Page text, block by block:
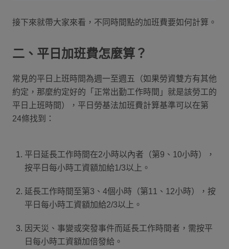
接下來就帶大家來看，不同時間點的加班費要如何計算。
二、平日加班費怎麼算？
常見的平日上班時間為週一至週五（如果勞資雙方有其他
約定，那麼約定好的「正常出勤工作時間」就是該勞工的
平日上班時間），平日勞基法加班費計算基準可以在第
24條找到：
平日延長工作時間在2小時以內者（第9、10小時），
按平日每小時工資額加給1/3以上。
延長工作時間至第3、4個小時（第11、12小時），按
平日每小時工資額加給2/3以上。
因天災、事變或突發事件而延長工作時間者，需按平
日每小時工資額加倍發給。